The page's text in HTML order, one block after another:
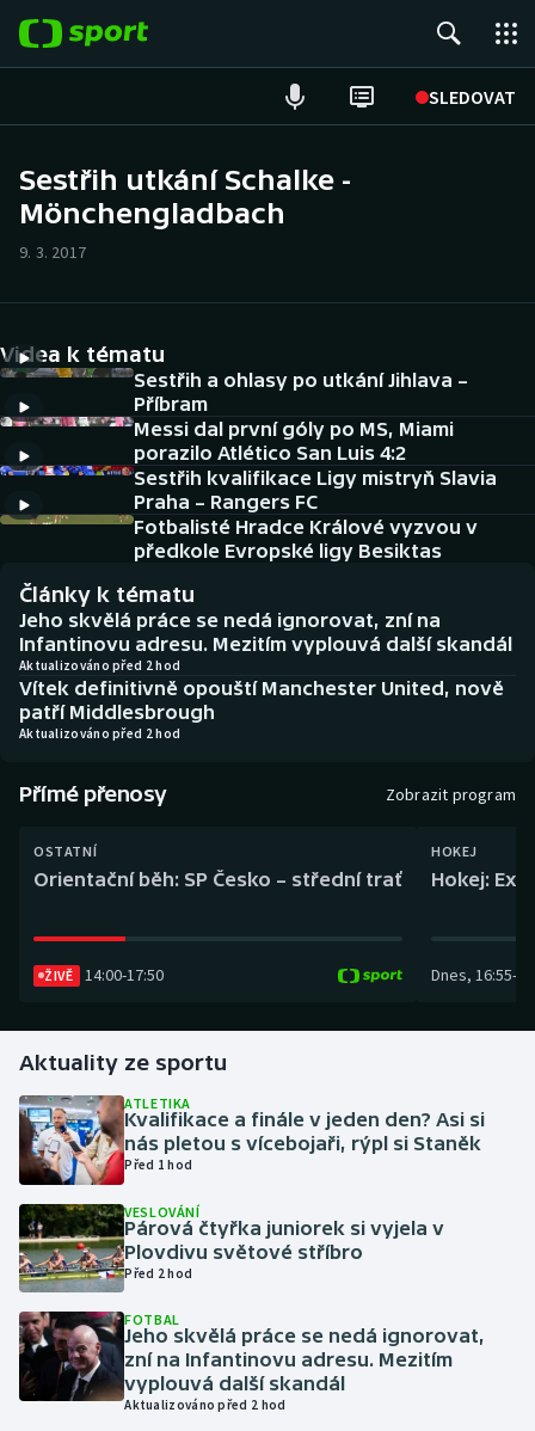
SLEDOVAT
Hokej
Cyklistika
DALŠÍ SPORTY
Americký fotbal
Baseball a softbal
Basketbal
Biatlon
Boby a skeleton
Box
Curling
Golf
Gymnastika
Házená
Jezdectví
Judo
Krasobruslení
NEPŘEHLÉDNĚTE
Historické návraty
Aplikace ČT sport
AZ kvíz
Sestřih utkání Schalke -
Mönchengladbach
9. 3. 2017
Videa k tématu
Sestřih a ohlasy po utkání Jihlava –
Příbram
Messi dal první góly po MS, Miami
porazilo Atlético San Luis 4:2
Sestřih kvalifikace Ligy mistryň Slavia
Praha – Rangers FC
Fotbalisté Hradce Králové vyzvou v
předkole Evropské ligy Besiktas
Články k tématu
Jeho skvělá práce se nedá ignorovat, zní na
Infantinovu adresu. Mezitím vyplouvá další skandál
Aktualizováno před 2 hod
Vítek definitivně opouští Manchester United, nově
patří Middlesbrough
Aktualizováno před 2 hod
Přímé přenosy Zobrazit program
OSTATNÍ
Orientační běh: SP Česko – střední trať
ŽIVĚ 14:00-17:50
HOKEJ
Hokej:
Dnes, 16:55-
Aktuality ze sportu
ATLETIKA
Kvalifikace a finále v jeden den? Asi si
nás pletou s vícebojaři, rýpl si Staněk
Před 1 hod
VESLOVÁNÍ
Párová čtyřka juniorek si vyjela v
Plovdivu světové stříbro
Před 2 hod
FOTBAL
Jeho skvělá práce se nedá ignorovat,
zní na Infantinovu adresu. Mezitím
vyplouvá další skandál
Aktualizováno před 2 hod